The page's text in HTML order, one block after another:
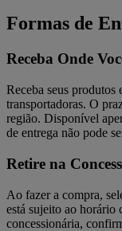
Formas de
Receba Onde
Receba seus produtos
transportadoras. O
região. Disponível
de entrega não pode
Retire na
Ao fazer a compra,
está sujeito ao horário
concessionária,